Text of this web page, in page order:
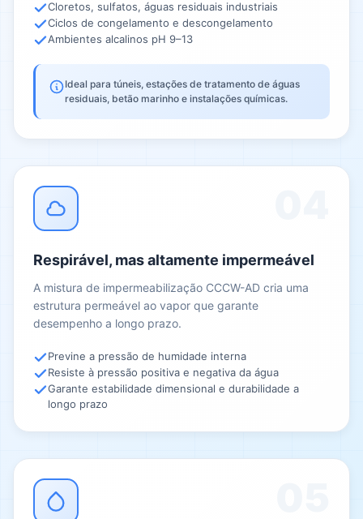
Cloretos, sulfatos, águas residuais industriais
Ciclos de congelamento e descongelamento
Ambientes alcalinos pH 9–13
Ideal para túneis, estações de tratamento de águas
residuais, betão marinho e instalações químicas.
Respirável, mas altamente impermeável
A mistura de impermeabilização CCCW-AD cria uma
estrutura permeável ao vapor que garante
desempenho a longo prazo.
Previne a pressão de humidade interna
Resiste à pressão positiva e negativa da água
Garante estabilidade dimensional e durabilidade a
longo prazo